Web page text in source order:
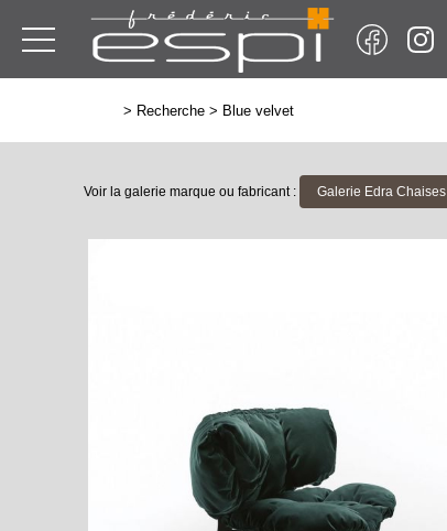
> Recherche > Blue velvet
Voir la galerie marque ou fabricant : Galerie Edra Chaises